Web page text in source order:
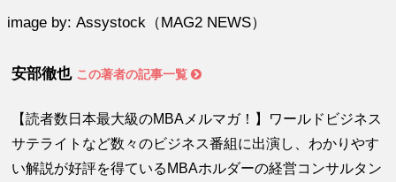
image by: Assystock（MAG2 NEWS）
安部徹也 この著者の記事一覧
【読者数日本最大級のMBAメルマガ！】ワールドビジネス
サテライトなど数々のビジネス番組に出演し、わかりやす
い解説が好評を得ているMBAホルダーの経営コンサルタン